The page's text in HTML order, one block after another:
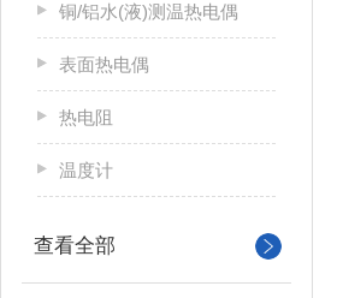
铜/铝水(液)测温热电偶
表面热电偶
热电阻
温度计
查看全部